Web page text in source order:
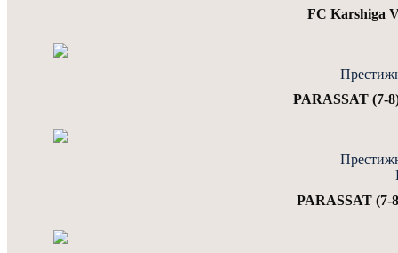
FC Karshiga
PARASSAT (7-
PARASSAT (7-